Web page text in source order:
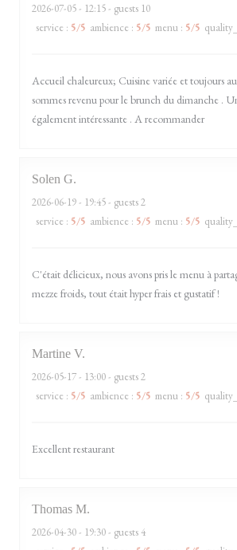
2026-07-05- 12:15 - guests 10
service : 5/5 ambience : 5/5 menu : 5/5
Accueil chaleureux; Cuisine variée et toujours
sommes revenu pour le brunch du dimanche .
également intéressante . A recommander
Solen G
2026-06-19- 19:45 - guests 2
service : 5/5 ambience : 5/5 menu : 5/5
C'était délicieux, nous avons pris le menu à
mezze froids, tout était hyper frais et gustatif !
Martine V
2026-05-17- 13:00 - guests 2
service : 5/5 ambience : 5/5 menu : 5/5
Excellent restaurant
Thomas M
2026-04-30- 19:30 - guests 4